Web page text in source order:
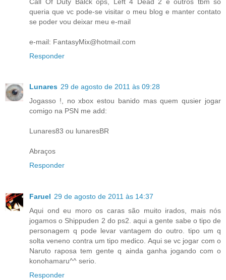
queria que vc pode-se visitar o meu blog e manter contato
se poder vou deixar meu e-mail
e-mail: FantasyMix@hotmail.com
Responder
Lunares 29 de agosto de 2011 às 09:28
Jogasso !, no xbox estou banido mas quem qusier jogar
comigo na PSN me add:
Lunares83 ou lunaresBR
Abraços
Responder
Faruel 29 de agosto de 2011 às 14:37
Aqui ond eu moro os caras são muito irados, mais nós
jogamos o Shippuden 2 do ps2. aqui a gente sabe o tipo de
personagem q pode levar vantagem do outro. tipo um q
solta veneno contra um tipo medico. Aqui se vc jogar com o
Naruto raposa tem gente q ainda ganha jogando com o
konohamaru^^ serio.
Responder